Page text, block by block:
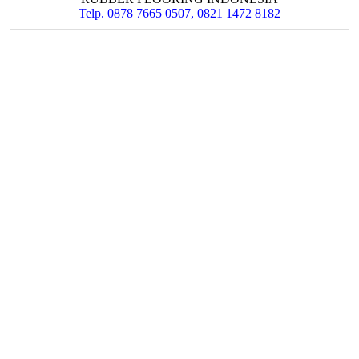
Telp. 0878 7665 0507, 0821 1472 8182